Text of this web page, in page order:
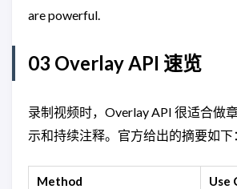
are powerful.
03 Overlay API 速览
录制视频时，Overlay API 很适合做
示和持续注释。官方给出的摘要如下
Method Use